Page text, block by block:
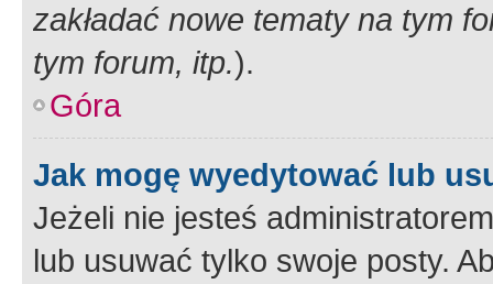
zakładać nowe tematy na tym
tym forum, itp.).
Góra
Jak mogę wyedytować lub
Jeżeli nie jesteś
lub usuwać tylko swoje posty.